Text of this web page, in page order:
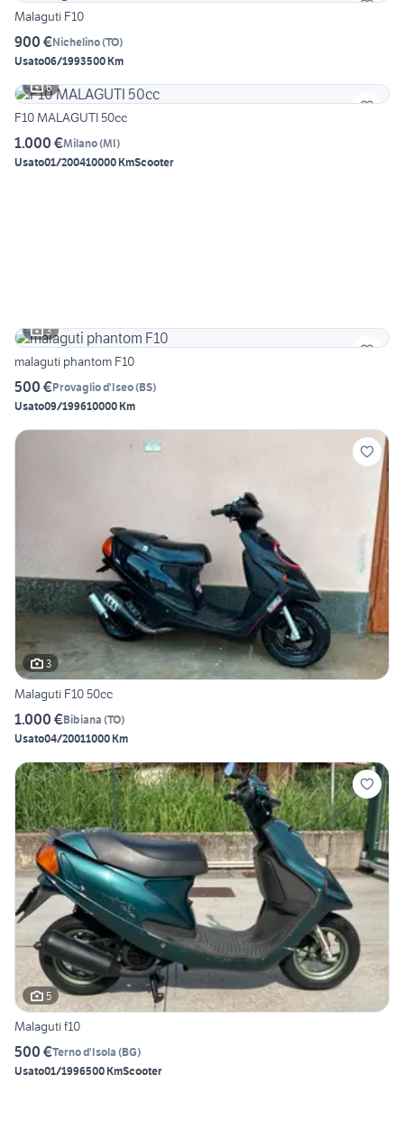
Malaguti F10
900 €Nichelino(TO)
Usato06/1993500 Km
6
F10 MALAGUTI 50cc
1.000 €Milano(MI)
Usato01/200410000 KmScooter
3
malaguti phantom F10
500 €Provaglio d'Iseo(BS)
Usato09/199610000 Km
3
Malaguti F10 50cc
1.000 €Bibiana (TO)
Usato04/20011000 Km
5
Malaguti f10
500 €Terno d'Isola (BG)
Usato01/1996500 KmScooter